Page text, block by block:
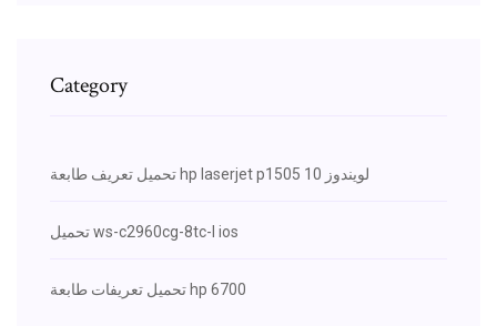
Category
تحميل تعريف طابعة hp laserjet p1505 لويندوز 10
تحميل ws-c2960cg-8tc-l ios
تحميل تعريفات طابعة hp 6700